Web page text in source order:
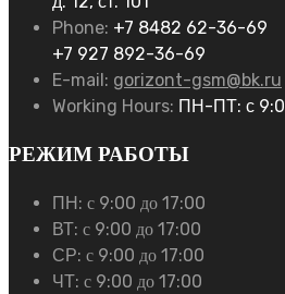
Phone: +7 8482 62-36-69
+7 927 892-36-69
E-mail: gorizont-gsm@bk.ru
Working Hours: ПН-ПТ: с
РЕЖИМ РАБОТЫ
ПН: с 9:00 до 17:00
ВТ: с 9:00 до 17:00
СР: с 9:00 до 17:00
ЧТ: с 9:00 до 17:00